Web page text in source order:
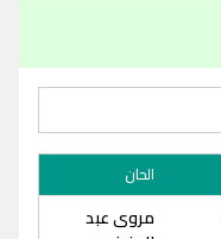
الحان
مروى عبد